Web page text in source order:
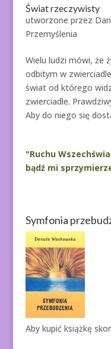
Świat rzeczywisty
utworzone przez
Przemyślenia
Wielu ludzi mówi, że
odbitym w
świat od którego
zwierciadle.
Aby do niego się
"Ruchu
bądź mi
Symfonia
Aby kupić książkę